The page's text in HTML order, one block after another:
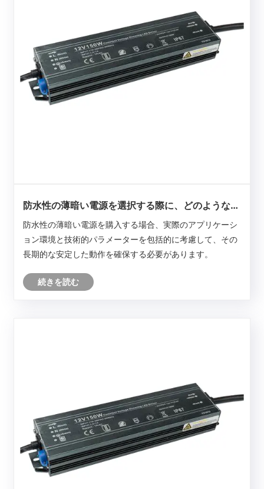
防水性の薄暗い電源を選択する際に、どのような問
防水性の薄暗い電源を購入する場合、実際のアプリケーシ
ョン環境と技術的パラメーターを包括的に考慮して、その
長期的な安定した動作を確保する必要があります。
続きを読む